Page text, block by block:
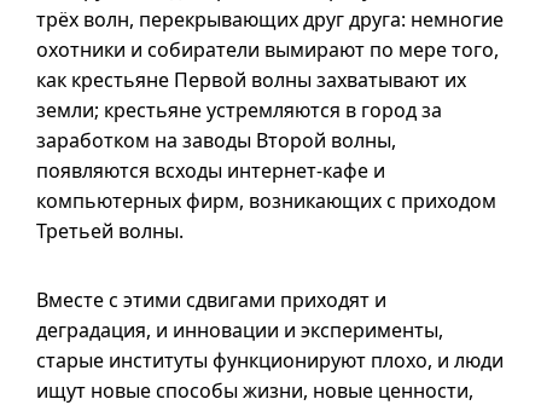
трёх волн, перекрывающих друг друга: немногие
охотники и собиратели вымирают по мере того,
как крестьяне Первой волны захватывают их
земли; крестьяне устремляются в город за
заработком на заводы Второй волны,
появляются всходы интернет-кафе и
компьютерных фирм, возникающих с приходом
Третьей волны.
Вместе с этими сдвигами приходят и
деградация, и инновации и эксперименты,
старые институты функционируют плохо, и люди
ищут новые способы жизни, новые ценности,